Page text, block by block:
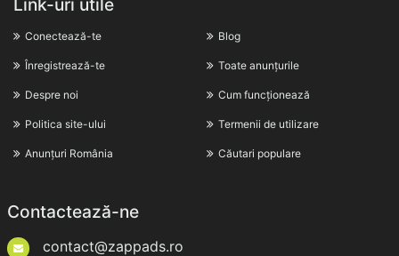
Conectează-te
Înregistrează-te
Despre noi
Politica site-ului
Anunțuri România
Blog
Toate anunțurile
Cum funcționează
Termenii de utilizare
Căutari populare
Contactează-ne
contact@zappads.ro